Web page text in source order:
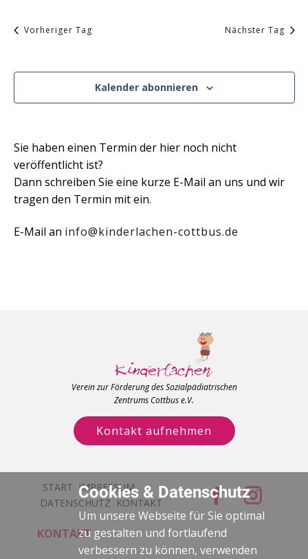
Vorheriger Tag Nächster Tag
Kalender abonnieren
Sie haben einen Termin der hier noch nicht
veröffentlicht ist?
Dann schreiben Sie eine kurze E-Mail an uns und wir
tragen den Termin mit ein.
E-Mail an info@kinderlachen-cottbus.de
Verein zur Förderung des Sozialpädiatrischen
Zentrums Cottbus e.V.
Kontakt aufnehmen
START IMPRESSUM
DATENSCHUTZ KONTAKT
KONTAKT
Cookies & Datenschutz
Um unsere Webseite für Sie optimal
zu gestalten und fortlaufend
verbessern zu können, verwenden